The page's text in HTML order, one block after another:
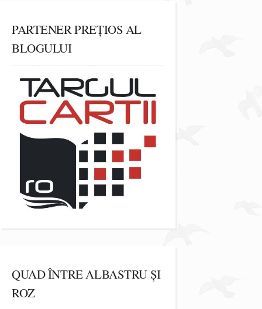
PARTENER PREȚIOS AL
BLOGULUI
QUAD ÎNTRE ALBASTRU ȘI
ROZ